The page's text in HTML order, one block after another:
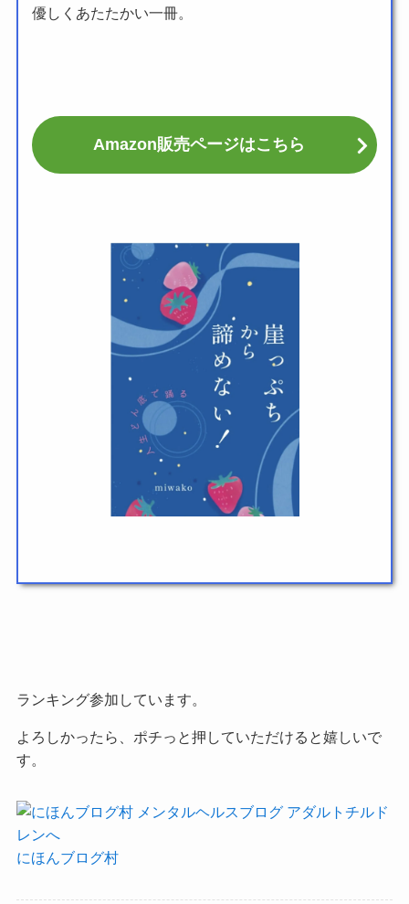
優しくあたたかい一冊。
Amazon販売ページはこちら
ランキング参加しています。
よろしかったら、ポチっと押していただけると嬉しいで
す。
にほんブログ村